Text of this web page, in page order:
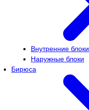
Внутренние блоки
Наружные блоки
Бирюса